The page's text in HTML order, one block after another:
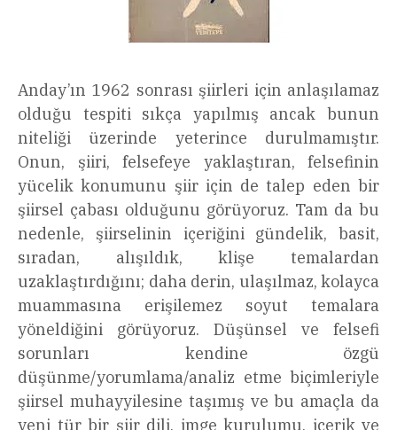
Anday’ın 1962 sonrası şiirleri için anlaşılamaz
olduğu tespiti sıkça yapılmış ancak bunun
niteliği üzerinde yeterince durulmamıştır.
Onun, şiiri, felsefeye yaklaştıran, felsefinin
yücelik konumunu şiir için de talep eden bir
şiirsel çabası olduğunu görüyoruz. Tam da bu
nedenle, şiirselinin içeriğini gündelik, basit,
sıradan, alışıldık, klişe temalardan
uzaklaştırdığını; daha derin, ulaşılmaz, kolayca
muammasına erişilemez soyut temalara
yöneldiğini görüyoruz. Düşünsel ve felsefi
sorunları kendine özgü
düşünme/yorumlama/analiz etme biçimleriyle
şiirsel muhayyilesine taşımış ve bu amaçla da
yeni tür bir şiir dili, imge kurulumu, içerik ve